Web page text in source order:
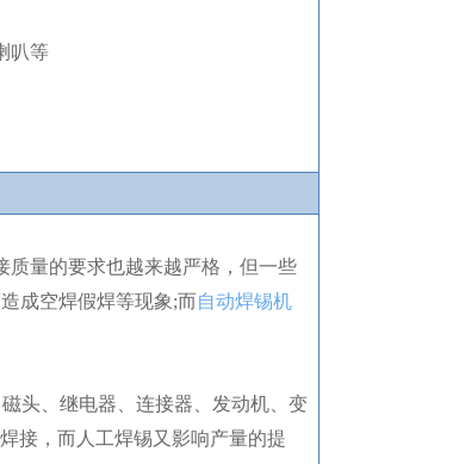
叭等
质量的要求也越来越严格，但一些
成空焊假焊等现象;而自动焊锡机
头、继电器、连接器、发动机、变
接，而人工焊锡又影响产量的提